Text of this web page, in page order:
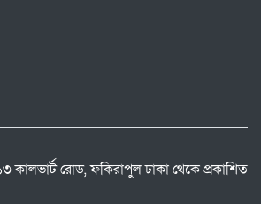
কালভার্ট রোড, ফকিরাপুল ঢাকা থেকে প্রকাশিত